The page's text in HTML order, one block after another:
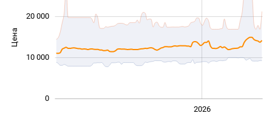
Цена
0
10 000
20 000
2026